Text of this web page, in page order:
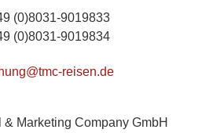
(0)8031-9019833
(0)8031-9019834
reisen.de
Marketing Company GmbH